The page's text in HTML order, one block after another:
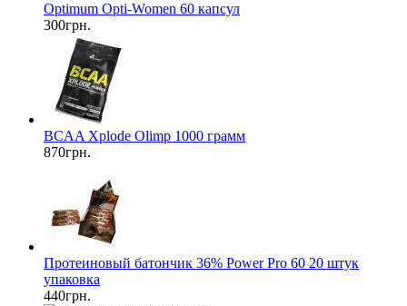
Optimum Opti-Women 60 капсул
300грн.
BCAA Xplode Olimp 1000 грамм
870грн.
Протеиновый батончик 36% Power Pro 60 20 штук
упаковка
440грн.